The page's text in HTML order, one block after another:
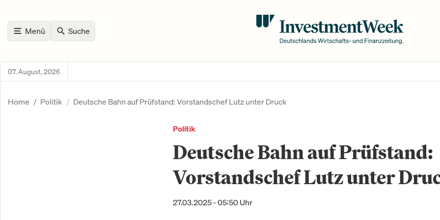
Menü Suche
07. August, 2026
Home Politik Deutsche Bahn auf Prüfstand: Vorstandschef Lutz unter Druck
Politik
Deutsche Bahn auf Prüfstand:
Vorstandschef Lutz unter
27.03.2025 - 05:50 Uhr